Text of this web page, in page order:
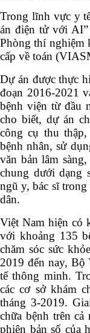
Trong lĩnh vực y
án điện tử với
Phòng thí nghiệm
cấp về toán
Dự án được thực
đoạn 2016-2021
bệnh viện từ đầu
cho biết, dự án
công cụ thu
bệnh nhân, sử
văn bản lâm
chung dưới dạng
ngũ y, bác sĩ
dân.
Việt Nam hiện có
với khoảng 135
chăm sóc sức
2019 đến nay, Bộ
tế thông minh.
các cơ sở khám
tháng 3-2019.
chữa bệnh trên
phiên bản số của